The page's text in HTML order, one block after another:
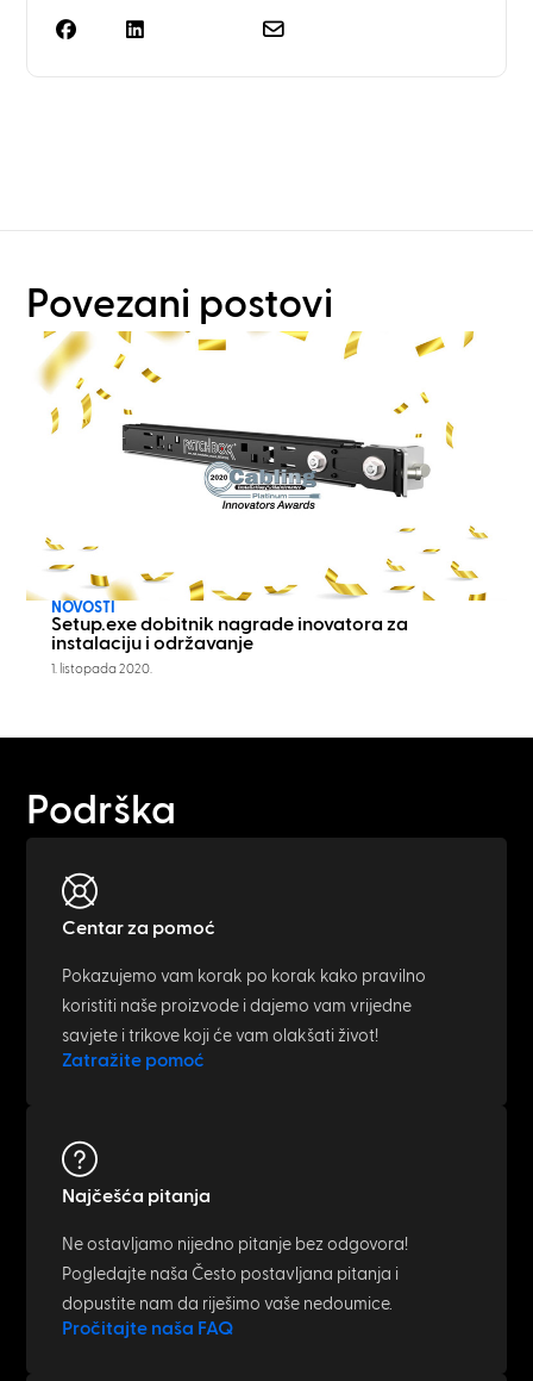
Povezani postovi
NOVOSTI
Setup.exe dobitnik nagrade inovatora za
instalaciju i održavanje
1. listopada 2020.
Podrška
Centar za pomoć
Pokazujemo vam korak po korak kako pravilno
koristiti naše proizvode i dajemo vam vrijedne
savjete i trikove koji će vam olakšati život!
Zatražite pomoć
Najčešća pitanja
Ne ostavljamo nijedno pitanje bez odgovora!
Pogledajte naša Često postavljana pitanja i
dopustite nam da riješimo vaše nedoumice.
Pročitajte naša FAQ